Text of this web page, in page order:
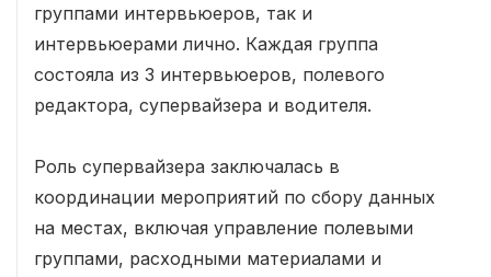
группами интервьюеров, так и
интервьюерами лично. Каждая группа
состояла из 3 интервьюеров, полевого
редактора, супервайзера и водителя.
Роль супервайзера заключалась в
координации мероприятий по сбору данных
на местах, включая управление полевыми
группами, расходными материалами и